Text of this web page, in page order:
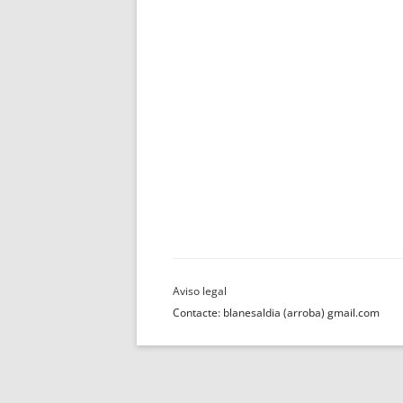
Contacte: blanesaldia (arroba) gmail.com